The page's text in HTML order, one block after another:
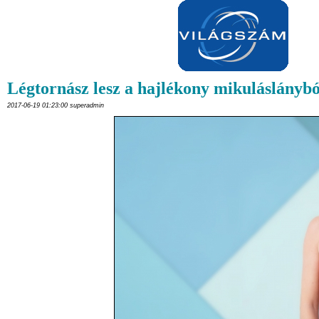
Légtornász lesz a hajlékony
2017-06-19 01:23:00 superadmin